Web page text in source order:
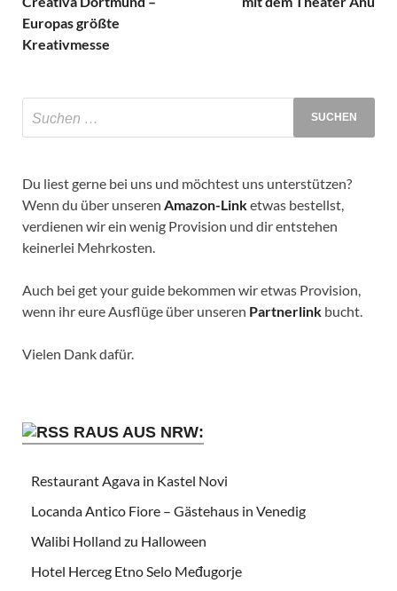
Europas größte
Kreativmesse
Du liest gerne bei uns und möchtest uns unterstützen?
Wenn du über unseren Amazon-Linketwas bestellst,
verdienen wir ein wenig Provision und dir entstehen
keinerlei Mehrkosten.
Auch bei get your guide bekommen wir etwas Provision,
wenn ihr eure Ausflüge über unseren Partnerlink bucht.
Vielen Dank dafür.
RAUS AUS NRW:
Restaurant Agava in Kastel Novi
Locanda Antico Fiore – Gästehaus in Venedig
Walibi Holland zu Halloween
Hotel Herceg Etno Selo Međugorje